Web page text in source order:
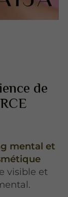
de
mental et
visible et